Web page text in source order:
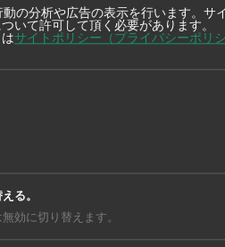
通じて、同工業団地と同省ビエ
ートの新工場の運営を早期に軌
遣などで協力する。
の分析や広告の表示を行います。サ
いて許可して頂く必要があります。
サイトポリシー（プライバシーポリシ
る。
効に切り替えます。